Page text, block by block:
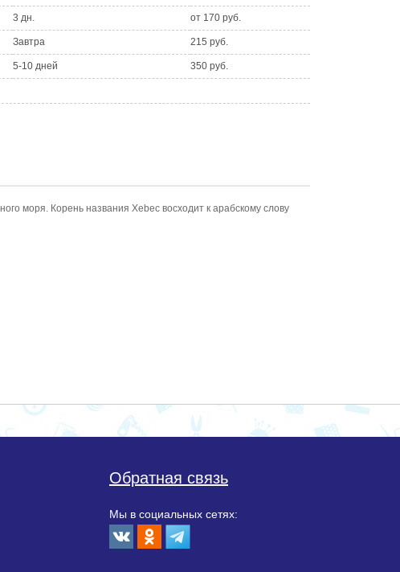
3 дн. от 170 руб.
Завтра 215 руб.
5-10 дней 350 руб.
моря. Корень названия Xebec восходит к арабскому слову
Обратная связь
Мы в социальных сетях: